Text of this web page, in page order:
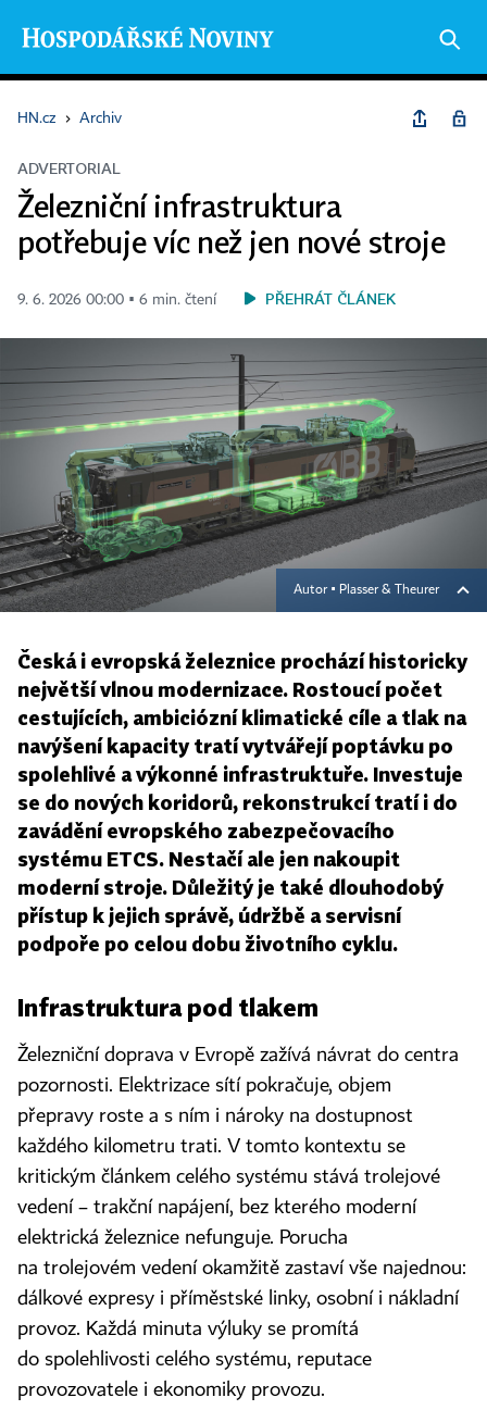
HN.cz › Archiv
ADVERTORIAL
Železniční infrastruktura
potřebuje víc než jen nové stroje
9. 6. 2026 00:00 ▪ 6 min. čtení PŘEHRÁT ČLÁNEK
Autor ▪ Plasser & Theurer
Česká i evropská železnice prochází historicky
největší vlnou modernizace. Rostoucí počet
cestujících, ambiciózní klimatické cíle a tlak na
navýšení kapacity tratí vytvářejí poptávku po
spolehlivé a výkonné infrastruktuře. Investuje
se do nových koridorů, rekonstrukcí tratí i do
zavádění evropského zabezpečovacího
systému ETCS. Nestačí ale jen nakoupit
moderní stroje. Důležitý je také dlouhodobý
přístup k jejich správě, údržbě a servisní
podpoře po celou dobu životního cyklu.
Infrastruktura pod tlakem
Železniční doprava v Evropě zažívá návrat do centra
pozornosti. Elektrizace sítí pokračuje, objem
přepravy roste a s ním i nároky na dostupnost
každého kilometru trati. V tomto kontextu se
kritickým článkem celého systému stává trolejové
vedení – trakční napájení, bez kterého moderní
elektrická železnice nefunguje. Porucha
na trolejovém vedení okamžitě zastaví vše najednou:
dálkové expresy i příměstské linky, osobní i nákladní
provoz. Každá minuta výluky se promítá
do spolehlivosti celého systému, reputace
provozovatele i ekonomiky provozu.